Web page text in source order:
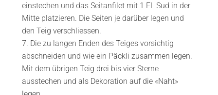
einstechen und das Seitanfilet mit 1 EL Sud in der
Mitte platzieren. Die Seiten je darüber legen und
den Teig verschliessen.
Die zu langen Enden des Teiges vorsichtig
abschneiden und wie ein Päckli zusammen legen.
Mit dem übrigen Teig drei bis vier Sterne
ausstechen und als Dekoration auf die «Naht»